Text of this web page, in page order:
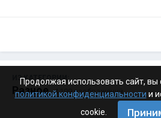
ИЗ КАТЕГОРИИ:
Разное · 4 199 изображений
Продолжая использовать сайт, вы
политикой конфиденциальности и
cookie.